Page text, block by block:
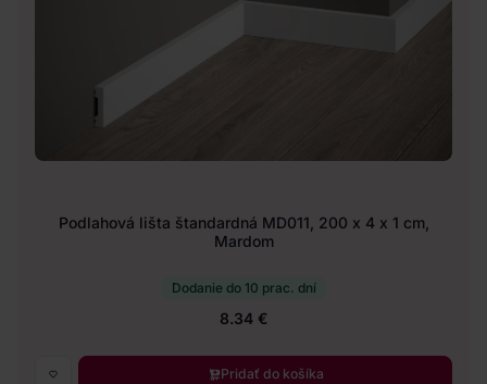
Podlahová lišta štandardná MD011, 200 x 4 x 1 cm,
Mardom
Dodanie do 10 prac. dní
8.34 €
Pridať do košíka